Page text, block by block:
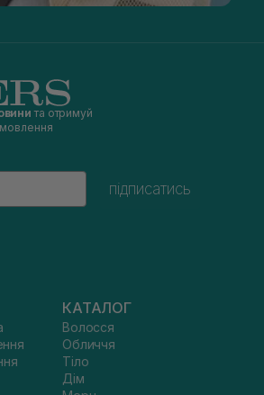
та отримуй
підписатись
КАТАЛОГ
Волосся
Обличчя
Тіло
Дім